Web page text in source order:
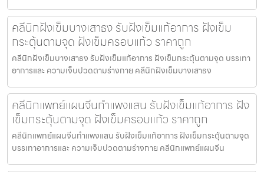
คลีนิกฝังเข็มบางเสาธง รับฝังเข็มแก้อาการ ฝังเข็ม
กระตุ้นตามจุด ฝังเข็มครอบแก้ว ราคาถูก
คลีนิกฝังเข็มบางเสาธง รับฝังเข็มแก้อาการ ฝังเข็มกระตุ้นตามจุด บรรเทา
อาการและ ความเจ็บปวดตามร่างกาย คลีนิกฝังเข็มบางเสาธง
คลีนิกแพทย์แผนจีนกำแพงแสน รับฝังเข็มแก้อาการ ฝัง
เข็มกระตุ้นตามจุด ฝังเข็มครอบแก้ว ราคาถูก
คลีนิกแพทย์แผนจีนกำแพงแสน รับฝังเข็มแก้อาการ ฝังเข็มกระตุ้นตามจุด
บรรเทาอาการและ ความเจ็บปวดตามร่างกาย คลีนิกแพทย์แผนจีน